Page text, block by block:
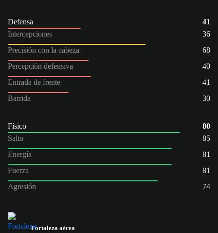
Defensa
41
Intercepciones
36
Precisión con la cabeza
68
Percepción defensiva
40
Entrada de frente
41
Barrida
30
Físico
80
Salto
85
Energía
81
Fuerza
81
Agresión
74
Fortaleza aérea